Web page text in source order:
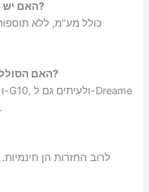
2. האם יש לשלם עלויות נוספות במשלוח?
3. האם הסוללה מתאימה גם לדגמים אחרים?
T10 ו-R10. תמיד בדקו את המפרט.